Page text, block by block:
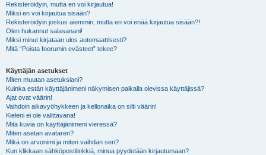
Rekisteröidyin, mutta en voi kirjautua!
Miksi en voi kirjautua sisään?
Rekisteröidyin joskus aiemmin, mutta en voi enää kirjautua sisään?!
Olen hukannut salasanani!
Miksi minut kirjataan ulos automaattisesti?
Mitä “Poista foorumin evästeet” tekee?
Käyttäjän asetukset
Miten muutan asetuksiani?
Kuinka estän käyttäjänimeni näkymisen paikalla olevissa käyttäjissä?
Ajat ovat väärin!
Vaihdoin aikavyöhykkeen ja kellonaika on silti väärin!
Kieleni ei ole valittavana!
Mitä kuvia on käyttäjänimeni vieressä?
Miten asetan avataren?
Mikä on arvonimi ja miten vaihdan sen?
Kun klikkaan sähköpostilinkkiä, minua pyydetään kirjautumaan?